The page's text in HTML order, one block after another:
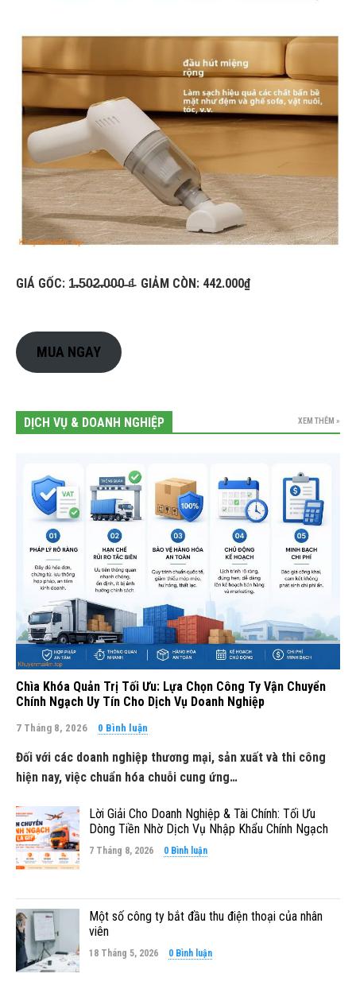
GIÁ GỐC: 1̵.̵5̵0̵2̵.̵0̵0̵0̵ ̵₫̵ GIẢM CÒN: 442.000₫
MUA NGAY
DỊCH VỤ & DOANH NGHIỆP XEM THÊM »
Chìa Khóa Quản Trị Tối Ưu: Lựa Chọn Công Ty Vận Chuyển
Chính Ngạch Uy Tín Cho Dịch Vụ Doanh Nghiệp
7 Tháng 8, 2026 0 Bình luận
Đối với các doanh nghiệp thương mại, sản xuất và thi công
hiện nay, việc chuẩn hóa chuỗi cung ứng…
Lời Giải Cho Doanh Nghiệp & Tài Chính: Tối Ưu
Dòng Tiền Nhờ Dịch Vụ Nhập Khẩu Chính Ngạch
7 Tháng 8, 2026 0 Bình luận
Một số công ty bắt đầu thu điện thoại của nhân
viên
18 Tháng 5, 2026 0 Bình luận